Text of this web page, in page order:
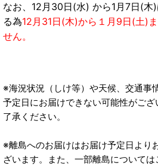
なお、12月30日(水) から1月7日(木
る為12月31日(木)から１月9日(土)
せん。
※海況状況（しけ等）や天候、交通事
予定日にお届けできない可能性がご
了承ください。
※離島へのお届けはお届け予定日より
ざいます。また、一部離島について